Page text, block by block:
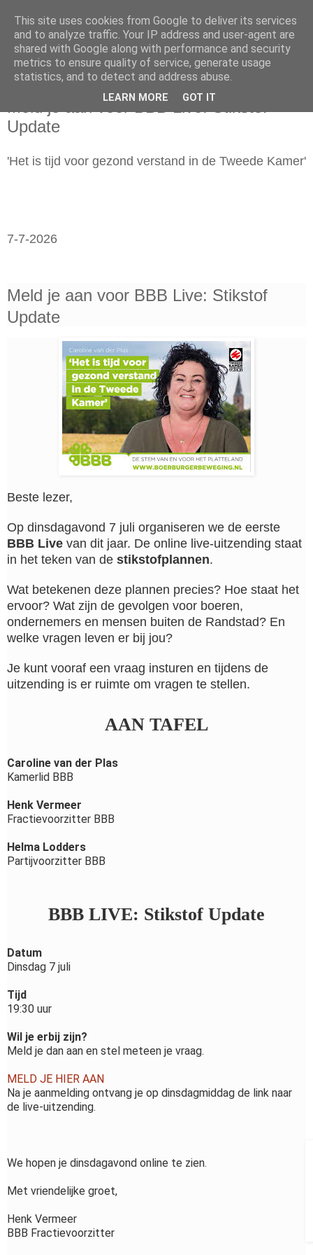
dinsdag 7 juli 2026
Meld je aan voor BBB Live: Stikstof
Update
'Het is tijd voor gezond verstand in de Tweede Kamer'
7-7-2026
Meld je aan voor BBB Live: Stikstof
Update
Beste lezer,
Op dinsdagavond 7 juli organiseren we de eerste
BBB Live van dit jaar. De online live-uitzending staat
in het teken van de stikstofplannen.
Wat betekenen deze plannen precies? Hoe staat het
ervoor? Wat zijn de gevolgen voor boeren,
ondernemers en mensen buiten de Randstad? En
welke vragen leven er bij jou?
Je kunt vooraf een vraag insturen en tijdens de
uitzending is er ruimte om vragen te stellen.
AAN TAFEL
Caroline van der Plas
Kamerlid BBB
Henk Vermeer
Fractievoorzitter BBB
Helma Lodders
Partijvoorzitter BBB
BBB LIVE: Stikstof Update
Datum
Dinsdag 7 juli
Tijd
19:30 uur
Wil je erbij zijn?
Meld je dan aan en stel meteen je vraag.
MELD JE HIER AAN
Na je aanmelding ontvang je op dinsdagmiddag de link naar
de live-uitzending.
We hopen je dinsdagavond online te zien.
Met vriendelijke groet,
Henk Vermeer
BBB Fractievoorzitter
This site uses cookies from Google to deliver its services
and to analyze traffic. Your IP address and user-agent are
shared with Google along with performance and security
metrics to ensure quality of service, generate usage
statistics, and to detect and address abuse.
LEARN MORE GOT IT